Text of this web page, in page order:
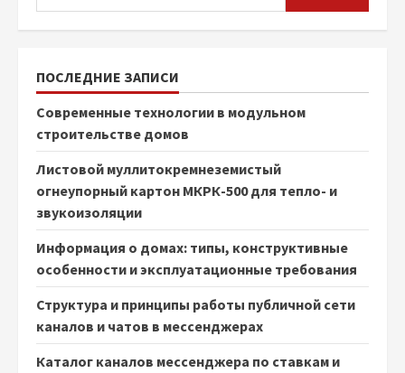
ПОСЛЕДНИЕ ЗАПИСИ
Современные технологии в модульном
строительстве домов
Листовой муллитокремнеземистый
огнеупорный картон МКРК-500 для тепло- и
звукоизоляции
Информация о домах: типы, конструктивные
особенности и эксплуатационные требования
Структура и принципы работы публичной сети
каналов и чатов в мессенджерах
Каталог каналов мессенджера по ставкам и